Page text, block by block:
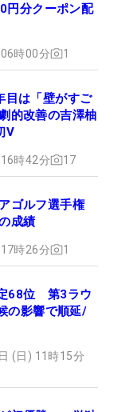
円分クーポン配
時00分 1
目は「壁がすご
的改善の吉澤柚
V
時42分 17
ゴルフ選手権
成績
時26分 1
68位 第3ラウ
の影響で順延/
(日) 11時15分